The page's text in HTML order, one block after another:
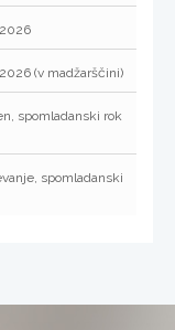
(v madžarščini)
spomladanski rok
spomladanski